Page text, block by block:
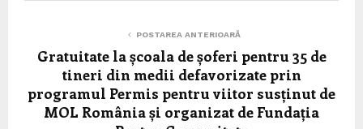
POSTAREA ANTERIOARĂ
Gratuitate la școala de șoferi pentru 35 de
tineri din medii defavorizate prin
programul Permis pentru viitor susținut de
MOL România și organizat de Fundația